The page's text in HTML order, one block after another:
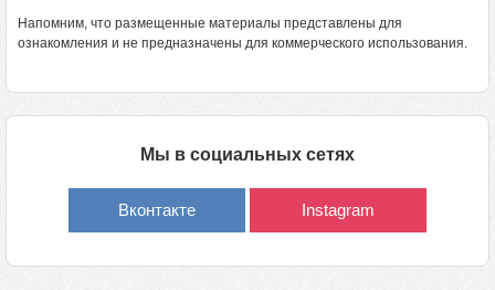
Напомним, что размещенные материалы представлены для
ознакомления и не предназначены для коммерческого использования.
Мы в социальных сетях
Вконтакте Instagram